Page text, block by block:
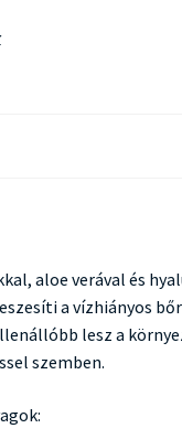
aloe verával és
a vízhiányos
lesz a
szemben.